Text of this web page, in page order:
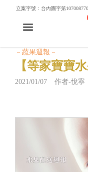
立案字號：台內團字第
－蔬果週報－
【等家寶寶
2021/01/07 作者-悅寧